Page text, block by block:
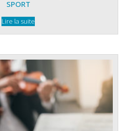
SPORT
Lire la suite